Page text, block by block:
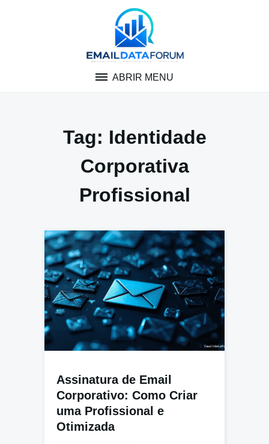
ABRIR MENU
Tag: Identidade
Corporativa
Profissional
Assinatura de Email
Corporativo: Como Criar
uma Profissional e
Otimizada